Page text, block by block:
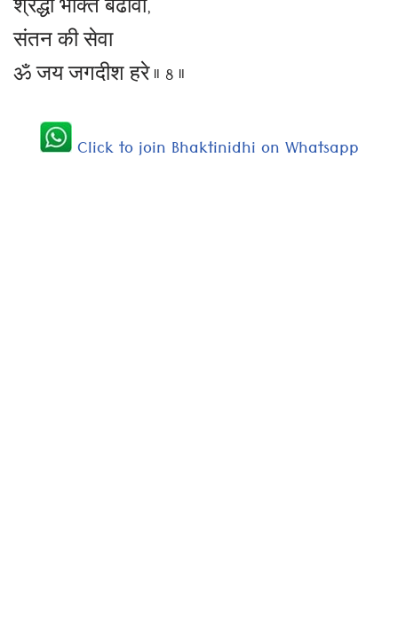
श्रद्धा भक्ति बढावो,
संतन की सेवा
ॐ जय जगदीश हरे ॥ 8 ॥
Click to join Bhaktinidhi on Whatsapp